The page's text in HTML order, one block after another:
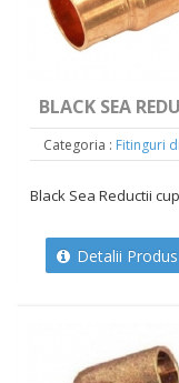
BLACK SEA
Categoria : Fitinguri
Black Sea Reductii
Detalii Produs